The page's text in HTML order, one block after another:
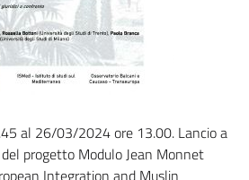
al 26/03/2024 ore 13.00. Lancio a
progetto Modulo Jean Monnet
Integration and Muslin